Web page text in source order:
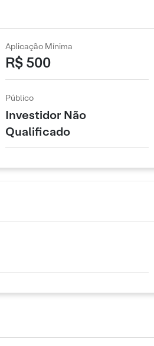
Aplicação Mínima
R$ 500
Público
Investidor Não
Qualificado